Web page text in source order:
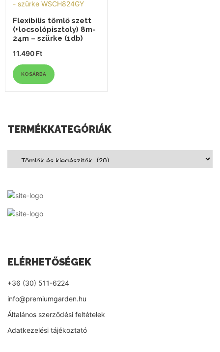
Flexibilis tömlő szett
(+locsolópisztoly) 8m-
24m – szürke (1db)
11.490 Ft
KOSÁRBA
TERMÉKKATEGÓRIÁK
ELÉRHETŐSÉGEK
+36 (30) 511-6224
info@premiumgarden.hu
Általános szerződési feltételek
Adatkezelési tájékoztató